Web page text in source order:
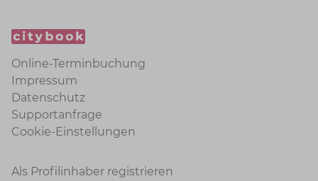
Online-Terminbuchung
Impressum
Datenschutz
Supportanfrage
Cookie-Einstellungen
Als Profilinhaber registrieren